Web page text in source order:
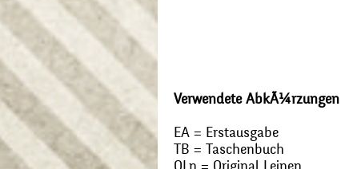
Verwendete AbkÃ¼rzungen
EA = Erstausgabe
TB = Taschenbuch